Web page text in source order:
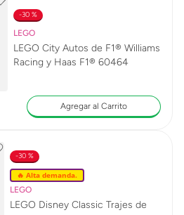
30 %
LEGO
LEGO City Autos de F1® Williams
Racing y Haas F1® 60464
Agregar al Carrito
30 %
🔥 Alta demanda.
LEGO
LEGO Disney Classic Trajes de